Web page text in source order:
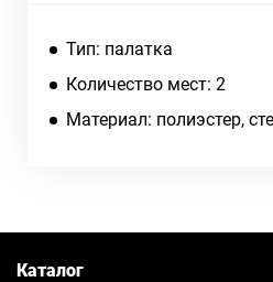
Тип: палатка
Количество мест: 2
Материал: полиэстер,
Каталог